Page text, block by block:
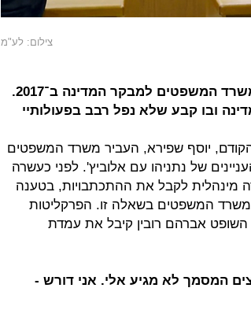
צילום: לע"מ
"אני דורש שייחשף המסמך ששלח משרד המשפטים למבקר המדינה ב־2017.
ובו קבע שלא נפל רבב בפעולותיי
יוסף שפירא, העביר משרד המשפטים
של נתניהו עם אלוביץ'. לפני כעשרה
מינהלית לקבל את ההתכתבויות, בטענה
המשפטים בשאלה זו. הפרקליטות
אברהם רובין קיבל את עמדת
המסמך לא מגיע אלי. אני דורש -